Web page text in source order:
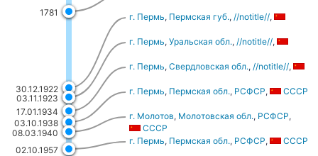
1781
30.12.1922
03.11.1923
17.01.1934
03.10.1938
08.03.1940
02.10.1957
г. Пермь, Пермская губ., //notitle//,
г. Пермь, Уральская обл., //notitle//,
г. Пермь, Свердловская обл., //notitle//,
г. Пермь, Пермская обл., РСФСР, СССР
г. Молотов, Молотовская обл., РСФСР,
СССР
г. Пермь, Пермская обл., РСФСР, СССР